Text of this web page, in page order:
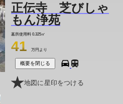
正伝寺 芝びしゃ
もん浄苑
墓所使用料 0.325㎡
41 万円より
概要を閉じる
地図に星印をつける